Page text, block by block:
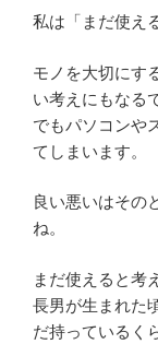
私は「まだ使え
モノを大切にす
い考えにもなる
でもパソコンや
てしまいます。
良い悪いはその
ね。
まだ使えると考
長男が生まれた
だ持っているく